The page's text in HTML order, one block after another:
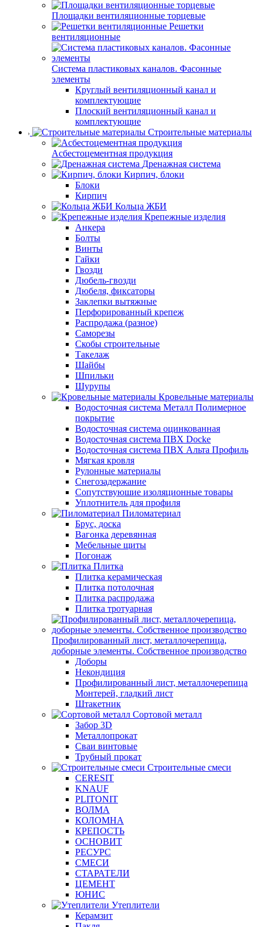
Площадки вентиляционные торцевые
Решетки
вентиляционные
Система пластиковых каналов. Фасонные
элементы
Круглый вентиляционный канал и
комплектующие
Плоский вентиляционный канал и
комплектующие
Строительные материалы
Асбестоцементная продукция
Дренажная система
Кирпич, блоки
Блоки
Кирпич
Кольца ЖБИ
Крепежные изделия
Анкера
Болты
Винты
Гайки
Гвозди
Дюбель-гвозди
Дюбеля, фиксаторы
Заклепки вытяжные
Перфорированный крепеж
Распродажа (разное)
Саморезы
Скобы строительные
Такелаж
Шайбы
Шпильки
Шурупы
Кровельные материалы
Водосточная система Металл Полимерное
покрытие
Водосточная система оцинкованная
Водосточная система ПВХ Docke
Водосточная система ПВХ Альта Профиль
Мягкая кровля
Рулонные материалы
Снегозадержание
Сопутствуюшие изоляционные товары
Уплотнитель для профиля
Пиломатериал
Брус, доска
Вагонка деревянная
Мебельные щиты
Погонаж
Плитка
Плитка керамическая
Плитка потолочная
Плитка распродажа
Плитка тротуарная
Профилированный лист, металлочерепица,
доборные элементы. Собственное производство
Доборы
Некондиция
Профилированный лист, металлочерепица
Монтерей, гладкий лист
Штакетник
Сортовой металл
Забор 3D
Металлопрокат
Сваи винтовые
Трубный прокат
Строительные смеси
CERESIT
KNAUF
PLITONIT
ВОЛМА
КОЛОМНА
КРЕПОСТЬ
ОСНОВИТ
РЕСУРС
СМЕСИ
СТАРАТЕЛИ
ЦЕМЕНТ
ЮНИС
Утеплители
Керамзит